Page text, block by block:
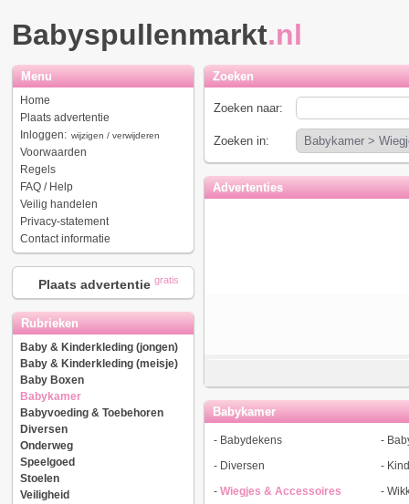
Babyspullenmarkt.nl
Menu
Home
Plaats advertentie
Inloggen: wijzigen / verwijderen
Voorwaarden
Regels
FAQ / Help
Veilig handelen
Privacy-statement
Contact informatie
Plaats advertentie gratis
Rubrieken
Baby & Kinderkleding (jongen)
Baby & Kinderkleding (meisje)
Baby Boxen
Babykamer
Babyvoeding & Toebehoren
Diversen
Onderweg
Speelgoed
Stoelen
Veiligheid
Zoeken
Zoeken naar:
Zoeken in:
Advertenties
Babykamer
- Babydekens -
- Diversen -
- Wiegjes & Accessoires -